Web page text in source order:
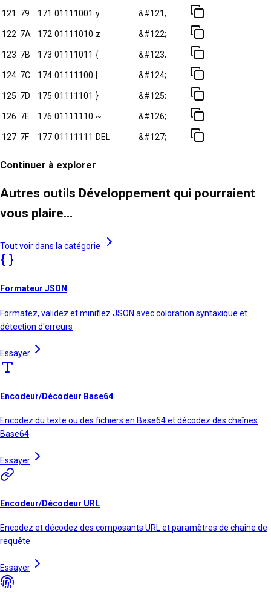
121 79 171 01111001 y &#121;
122 7A 172 01111010 z &#122;
123 7B 173 01111011 { &#123;
124 7C 174 01111100 | &#124;
125 7D 175 01111101 } &#125;
126 7E 176 01111110 ~ &#126;
127 7F 177 01111111 DEL &#127;
Continuer à explorer
Autres outils Développement qui pourraient
vous plaire…
Tout voir dans la catégorie
Formateur JSON
Formatez, validez et minifiez JSON avec coloration syntaxique et
détection d'erreurs
Essayer
Encodeur/Décodeur Base64
Encodez du texte ou des fichiers en Base64 et décodez des chaînes
Base64
Essayer
Encodeur/Décodeur URL
Encodez et décodez des composants URL et paramètres de chaîne de
requête
Essayer